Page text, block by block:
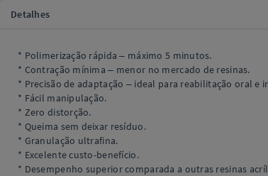
Detalhes
* Polimerização rápida – máximo 5 minutos.
* Contração mínima – menor no mercado de resinas.
* Precisão de adaptação – ideal para reabilitação oral e
* Fácil manipulação.
* Zero distorção.
* Queima sem deixar resíduo.
* Granulação ultrafina.
* Excelente custo-benefício.
* Desempenho superior comparada a outras resinas